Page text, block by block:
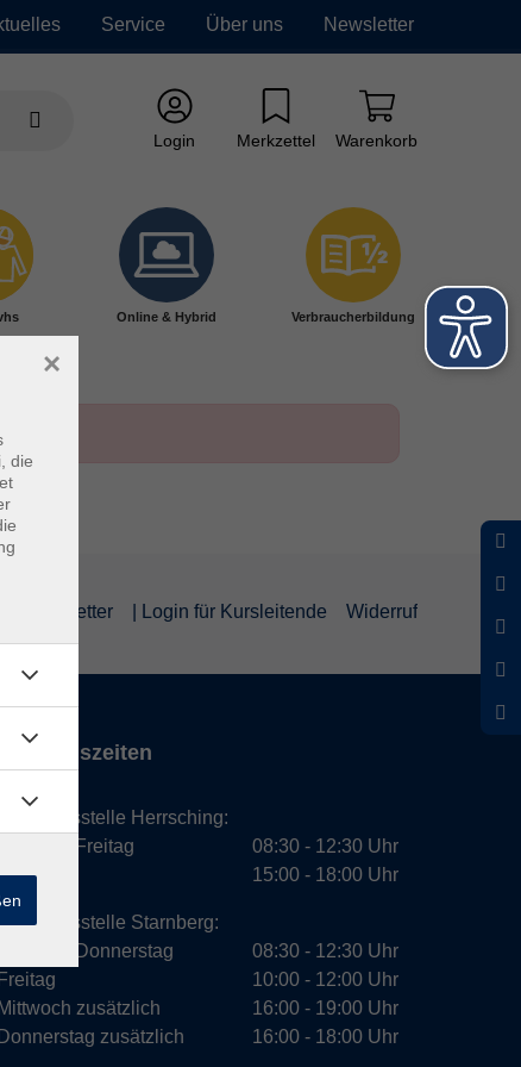
Service Über uns Newsletter
Login Merkzettel Warenkorb
Online & Hybrid Verbraucherbildung
Newsletter | Login für Kursleitende Widerruf
Öffnungszeiten
Geschäftsstelle Herrsching:
Montag - Freitag
08:30 - 12:30 Uhr
15:00 - 18:00 Uhr
Starnberg:
Montag - Donnerstag
Freitag
Mittwoch zusätzlich
Donnerstag zusätzlich
08:30 - 12:30 Uhr
10:00 - 12:00 Uhr
16:00 - 19:00 Uhr
16:00 - 18:00 Uhr
die
×